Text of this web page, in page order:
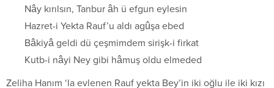
Nây kırılsın, Tanbur âh ü efgun eylesin
Hazret-i Yekta Rauf’u aldı agûşa ebed
Bâkiyâ geldi dü çeşmimdem sirişk-i firkat
Kutb-i nâyi Ney gibi hâmuş oldu elmeded
Zeliha Hanım ‘la evlenen Rauf yekta Bey’in iki oğlu ile iki kızı